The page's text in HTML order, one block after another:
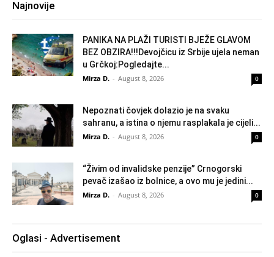
Najnovije
PANIKA NA PLAŽI TURISTI BJEŽE GLAVOM
BEZ OBZIRA!!!Devojčicu iz Srbije ujela neman
u Grčkoj:Pogledajte...
Mirza D. - August 8, 2026 0
Nepoznati čovjek dolazio je na svaku
sahranu, a istina o njemu rasplakala je cijeli...
Mirza D. - August 8, 2026 0
“Živim od invalidske penzije” Crnogorski
pevač izašao iz bolnice, a ovo mu je jedini...
Mirza D. - August 8, 2026 0
Oglasi - Advertisement